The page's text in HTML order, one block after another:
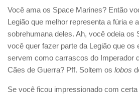
Você ama os Space Marines? Então
Legião que melhor representa a fúria e
sobrehumana deles. Ah, você odeia os
você quer fazer parte da Legião que os
servem como carrascos do Imperador
Cães de Guerra? Pff. Soltem os lobos
Se você ficou impressionado com certa